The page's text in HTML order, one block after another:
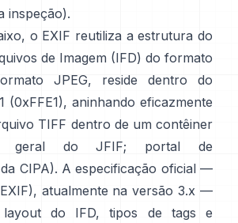
inspeção).
o EXIF reutiliza a estrutura do
de Imagem (IFD) do formato
JPEG, reside dentro do
(0xFFE1), aninhando eficazmente
TIFF dentro de um contêiner
geral do JFIF; portal de
CIPA). A especificação oficial —
atualmente na versão 3.x —
layout do IFD, tipos de tags e